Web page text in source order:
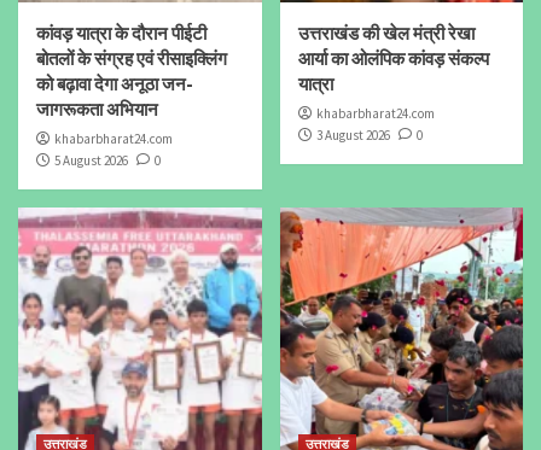
कांवड़ यात्रा के दौरान पीईटी
बोतलों के संग्रह एवं रीसाइक्लिंग
को बढ़ावा देगा अनूठा जन-
जागरूकता अभियान
khabarbharat24.com
5 August 2026
0
उत्तराखंड की खेल मंत्री रेखा
आर्या का ओलंपिक कांवड़ संकल्प
यात्रा
khabarbharat24.com
3 August 2026
0
उत्तराखंड उत्तराखंड